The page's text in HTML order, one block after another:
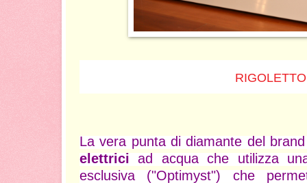
RIGOLETTO
La vera punta di diamante del
elettriciad acqua che utilizza
esclusiva ("Optimyst") che